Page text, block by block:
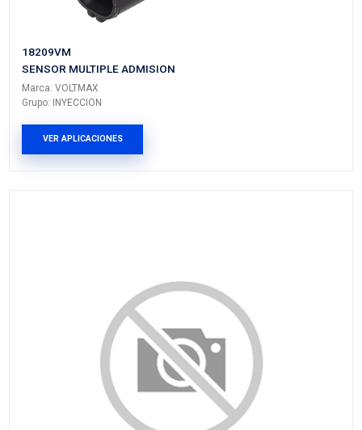
SENSOR MULTIPLE ADMISION
Grupo: INYECCION
VER APLICACIONES